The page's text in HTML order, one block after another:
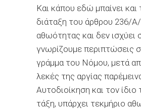
Και κάπου εδώ μπαίνει
διάταξη του άρθρου 236/
αθωότητας και δεν
γνωρίζουμε περιπτώσεις
γράμμα του Νόμου, μετά
λεκές της αργίας
Αυτοδιοίκηση και τον
τάξη, υπάρχει τεκμήριο